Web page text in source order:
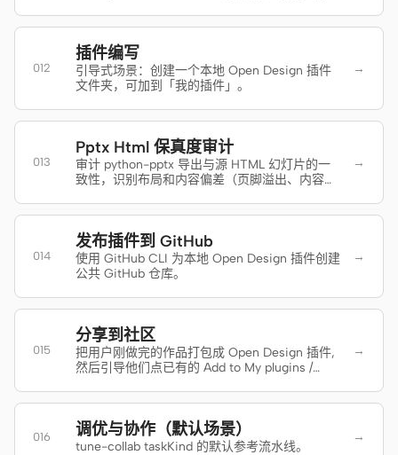
截图转代码
技能
设计系统
教程 比较
下载桌面端
012
插件编写
引导式场景：创建一个本地 Open Design 插件
文件夹，可加到「我的插件」。
→
013
Pptx Html 保真度审计
审计 python-pptx 导出与源 HTML 幻灯片的一
致性，识别布局和内容偏差（页脚溢出、内容裁
→
014
发布插件到 GitHub
使用 GitHub CLI 为本地 Open Design 插件创建
公共 GitHub 仓库。
→
015
分享到社区
把用户刚做完的作品打包成 Open Design 插件,
然后引导他们点已有的 Add to My plugins /
→
016 调优与协作（默认场景）
tune-collab taskKind 的默认参考流水线。
→